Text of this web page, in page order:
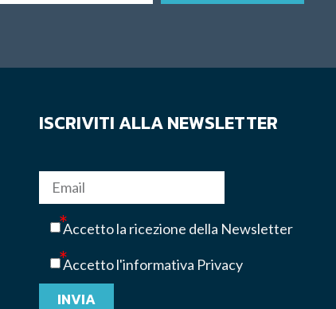
ISCRIVITI ALLA NEWSLETTER
Accetto la ricezione della Newsletter
Accetto l'informativa Privacy
INVIA